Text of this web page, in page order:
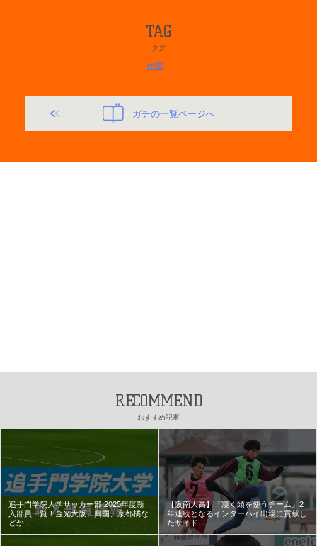
TAG
タグ
作陽
ガチの一覧ページへ
RECOMMEND
おすすめ記事
追手門学院大学サッカー部 2025年度新
入部員一覧！金光大阪、興國、京都橘な
どか...
【阪南大高】『凄く頭を使うチーム』2
年連続となるインターハイ出場に貢献し
たサイド...